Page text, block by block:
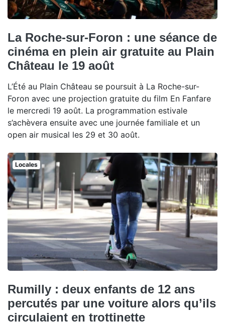
La Roche-sur-Foron : une séance de
cinéma en plein air gratuite au Plain
Château le 19 août
L’Été au Plain Château se poursuit à La Roche-sur-
Foron avec une projection gratuite du film En Fanfare
le mercredi 19 août. La programmation estivale
s’achèvera ensuite avec une journée familiale et un
open air musical les 29 et 30 août.
Locales
Rumilly : deux enfants de 12 ans
percutés par une voiture alors qu’ils
circulaient en trottinette